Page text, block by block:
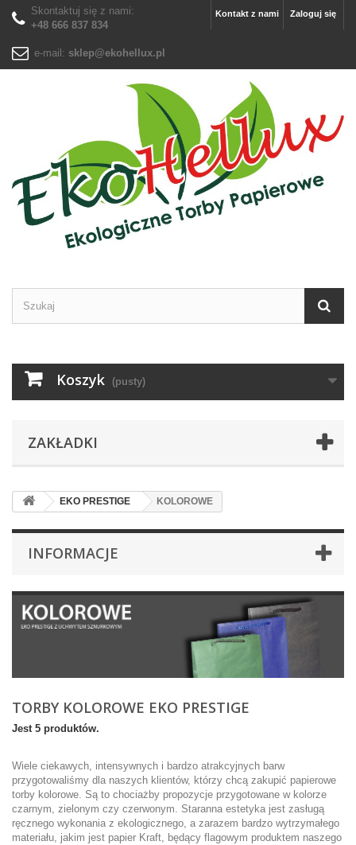
Zaloguj się
Kontakt z nami
Skontaktuj się z nami:
+48 666 837 834
e-mail: sklep@ekohellux.pl
Koszyk (pusty)
ZAKŁADKI
EKO PRESTIGE KOLOROWE
INFORMACJE
TORBY KOLOROWE EKO PRESTIGE
Jest 5 produktów.
Wiele ciekawych, intensywnych i bardzo atrakcyjnych barw
przygotowaliśmy dla naszych klientów, którzy chcą zakupić papierowe
torby kolorowe. Są to chociażby propozycje przygotowane w kolorze
czarnym, zielonym czy czerwonym. Staranna estetyka jest zasługą
ręcznego wykonania z ekologicznego, a zarazem bardzo wytrzymałego
materiału, jakim jest papier Kraft, będący flagowym produktem naszego